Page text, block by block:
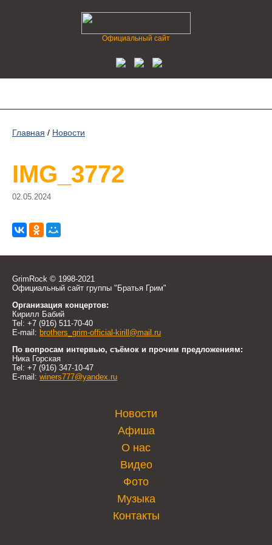
Официальный сайт
Главная / Новости
IMG_3772
02.05.2024
GrimRock © 1998-2021
Официальный сайт группы "Братья Грим"
Организация концертов:
Кирилл Бабий
Tel: +7 (916) 511-70-40
E-mail: brothers_grim-official-kirill@mail.ru
По вопросам интервью, съёмок и прочим предложениям:
Ника Горская
Tel: +7 (916) 347-10-47
E-mail: winers777@yandex.ru
Новости
Афиша
О нас
Видео
Фото
Музыка
Контакты